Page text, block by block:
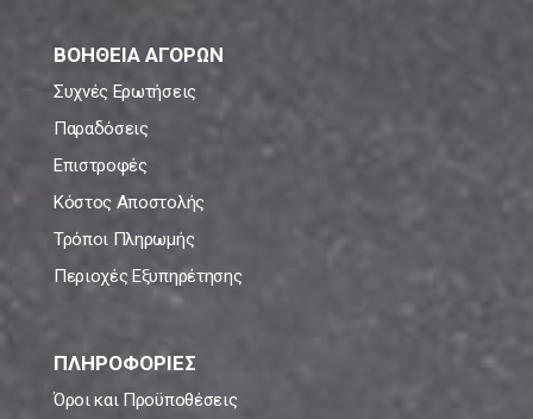
ΒΟΗΘΕΙΑ ΑΓΟΡΩΝ
Συχνές Ερωτήσεις
Παραδόσεις
Επιστροφές
Κόστος Αποστολής
Τρόποι Πληρωμής
Περιοχές Εξυπηρέτησης
ΠΛΗΡΟΦΟΡΙΕΣ
Όροι και Προϋποθέσεις